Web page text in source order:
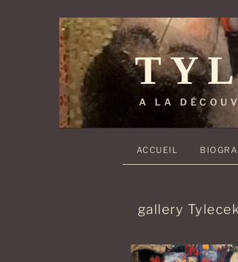
Aller
au
contenu
principal
A LA
ACCUEIL
gallery